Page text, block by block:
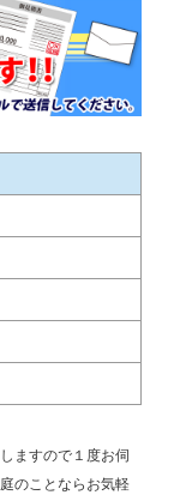
ますので１度お伺
のことならお気軽